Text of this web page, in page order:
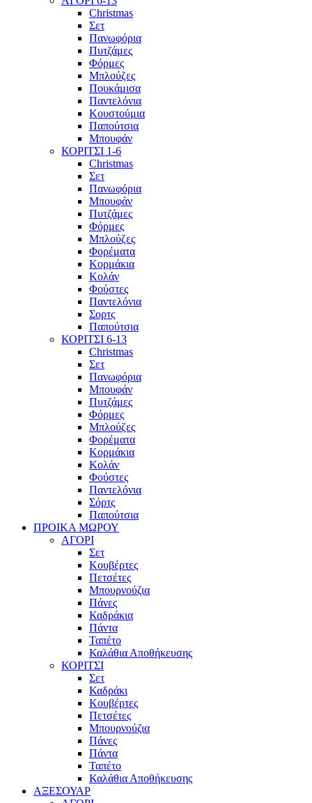
Christmas
Σετ
Πανωφόρια
Πυτζάμες
Φόρμες
Μπλούζες
Πουκάμισα
Παντελόνια
Κουστούμια
Παπούτσια
Μπουφάν
ΚΟΡΙΤΣΙ 1-6
Christmas
Σετ
Πανωφόρια
Μπουφάν
Πυτζάμες
Φόρμες
Μπλούζες
Φορέματα
Κορμάκια
Κολάν
Φούστες
Παντελόνια
Σορτς
Παπούτσια
ΚΟΡΙΤΣΙ 6-13
Christmas
Σετ
Πανωφόρια
Μπουφάν
Πυτζάμες
Φόρμες
Μπλούζες
Φορέματα
Κορμάκια
Κολάν
Φούστες
Παντελόνια
Σόρτς
Παπούτσια
ΠΡΟΙΚΑ ΜΩΡΟΥ
ΑΓΟΡΙ
Σετ
Κουβέρτες
Πετσέτες
Μπουρνούζια
Πάνες
Καδράκια
Πάντα
Ταπέτο
Καλάθια Αποθήκευσης
ΚΟΡΙΤΣΙ
Σετ
Καδράκι
Κουβέρτες
Πετσέτες
Μπουρνούζια
Πάνες
Πάντα
Ταπέτο
Καλάθια Αποθήκευσης
ΑΞΕΣΟΥΑΡ